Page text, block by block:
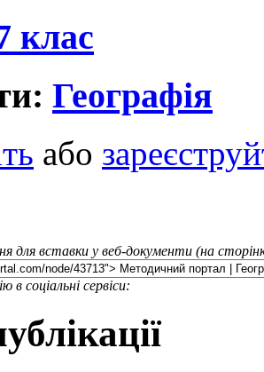
клас
Географія
або
для вставки у веб-документи (на
в соціальні сервіси: